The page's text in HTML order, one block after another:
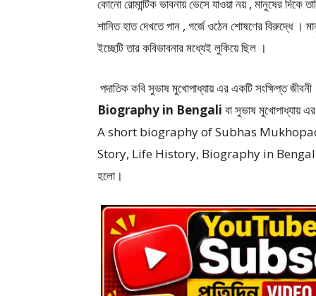
কোনো রোমান্টিক ভাবনায় ভেসে যাওয়া নয় , মানুষের দিকে
শানিত হাত দেখতে পান , গর্জে ওঠেন শোষণের বিরুদ্ধে ।
ইচ্ছেটি তার কবিভাবনার মধ্যেই লুকিয়ে ছিল ।
পদাতিক কবি সুভাষ মুখোপাধ্যায় এর একটি সংক্ষিপ্ত
Biography in Bengali বা সুভাষ
A short biography of Subhas
Story, Life History, Biography in Bengali) সুভাষ
হলো।